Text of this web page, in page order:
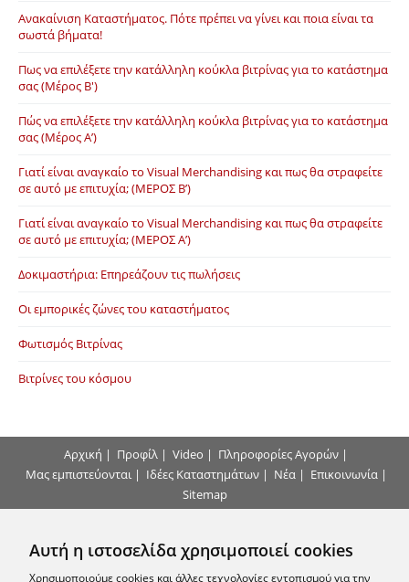
Αυτή η ιστοσελίδα χρησιμοποιεί cookies
Χρησιμοποιούμε cookies και άλλες τεχνολογίες εντοπισμού για την
Ανακαίνιση Καταστήματος. Πότε πρέπει να γίνει και ποια είναι τα
σωστά βήματα!
Πως να επιλέξετε την κατάλληλη κούκλα βιτρίνας για το κατάστημα
σας (Μέρος Β')
Πώς να επιλέξετε την κατάλληλη κούκλα βιτρίνας για το κατάστημα
σας (Μέρος Α’)
Γιατί είναι αναγκαίο το Visual Merchandising και πως θα στραφείτε
σε αυτό με επιτυχία; (ΜΕΡΟΣ Β’)
Γιατί είναι αναγκαίο το Visual Merchandising και πως θα στραφείτε
σε αυτό με επιτυχία; (ΜΕΡΟΣ Α’)
Δοκιμαστήρια: Επηρεάζουν τις πωλήσεις
Οι εμπορικές ζώνες του καταστήματος
Φωτισμός Βιτρίνας
Βιτρίνες του κόσμου
Αρχική | Προφίλ | Video | Πληροφορίες Αγορών |
Μας εμπιστεύονται| Ιδέες Καταστημάτων| Νέα| Επικοινωνία|
Sitemap
Επικοινωνήστε μαζί μας